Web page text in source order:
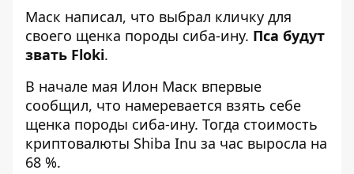
Маск написал, что выбрал кличку для
своего щенка породы сиба-ину. Пса будут
звать Floki.
В начале мая Илон Маск впервые
сообщил, что намеревается взять себе
щенка породы сиба-ину. Тогда стоимость
криптовалюты Shiba Inu за час выросла на
68 %.